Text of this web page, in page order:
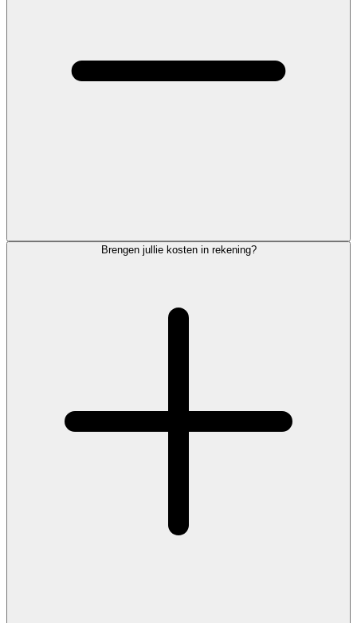
Brengen jullie kosten in rekening?